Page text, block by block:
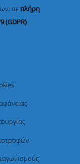
σεπλήρη
(GDPR).